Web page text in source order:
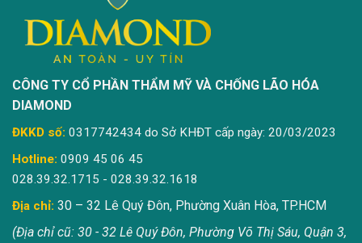
CÔNG TY CỔ PHẦN THẨM MỸ VÀ CHỐNG LÃO HÓA
DIAMOND
ĐKKD số: 0317742434 do Sở KHĐT cấp ngày: 20/03/2023
Hotline: 0909 45 06 45
028.39.32.1715 - 028.39.32.1618
Địa chỉ: 30 – 32 Lê Quý Đôn, Phường Xuân Hòa, TP.HCM
(Địa chỉ cũ: 30 - 32 Lê Quý Đôn, Phường Võ Thị Sáu, Quận 3,